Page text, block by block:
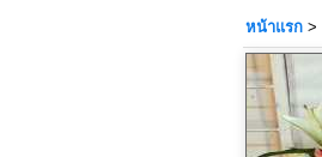
หน้าแรก >